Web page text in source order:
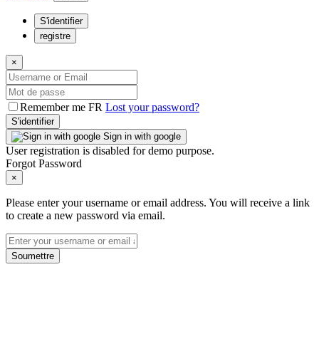
S'identifier
registre
×
Remember me FR Lost your password?
S'identifier
Sign in with google
User registration is disabled for demo purpose.
Forgot Password
×
Please enter your username or email address. You will receive a link
to create a new password via email.
Soumettre